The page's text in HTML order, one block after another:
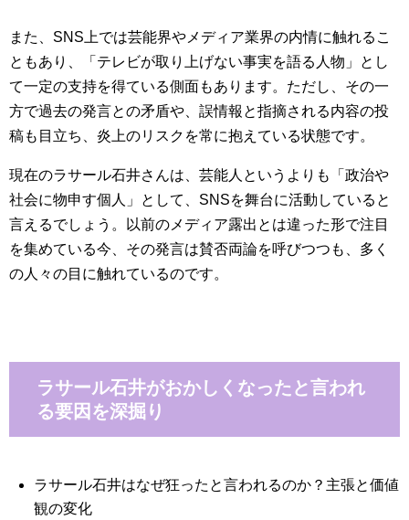
また、SNS上では芸能界やメディア業界の内情に触れるこ
ともあり、「テレビが取り上げない事実を語る人物」とし
て一定の支持を得ている側面もあります。ただし、その一
方で過去の発言との矛盾や、誤情報と指摘される内容の投
稿も目立ち、炎上のリスクを常に抱えている状態です。
現在のラサール石井さんは、芸能人というよりも「政治や
社会に物申す個人」として、SNSを舞台に活動していると
言えるでしょう。以前のメディア露出とは違った形で注目
を集めている今、その発言は賛否両論を呼びつつも、多く
の人々の目に触れているのです。
ラサール石井がおかしくなったと言われ
る要因を深掘り
ラサール石井はなぜ狂ったと言われるのか？主張と価値
観の変化